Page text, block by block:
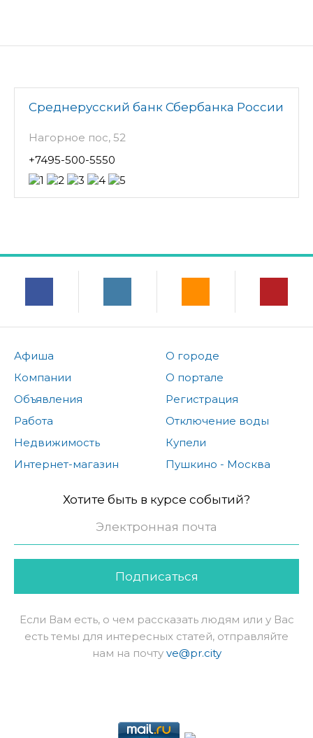
Среднерусский банк Сбербанка России
Нагорное пос, 52
+7495-500-5550
Афиша
Компании
Объявления
Работа
Недвижимость
Интернет-магазин
О городе
О портале
Регистрация
Отключение воды
Купели
Пушкино - Москва
Хотите быть в курсе событий?
Подписаться
Если Вам есть, о чем рассказать людям или у Вас
есть темы для интересных статей, отправляйте
нам на почту ve@pr.city